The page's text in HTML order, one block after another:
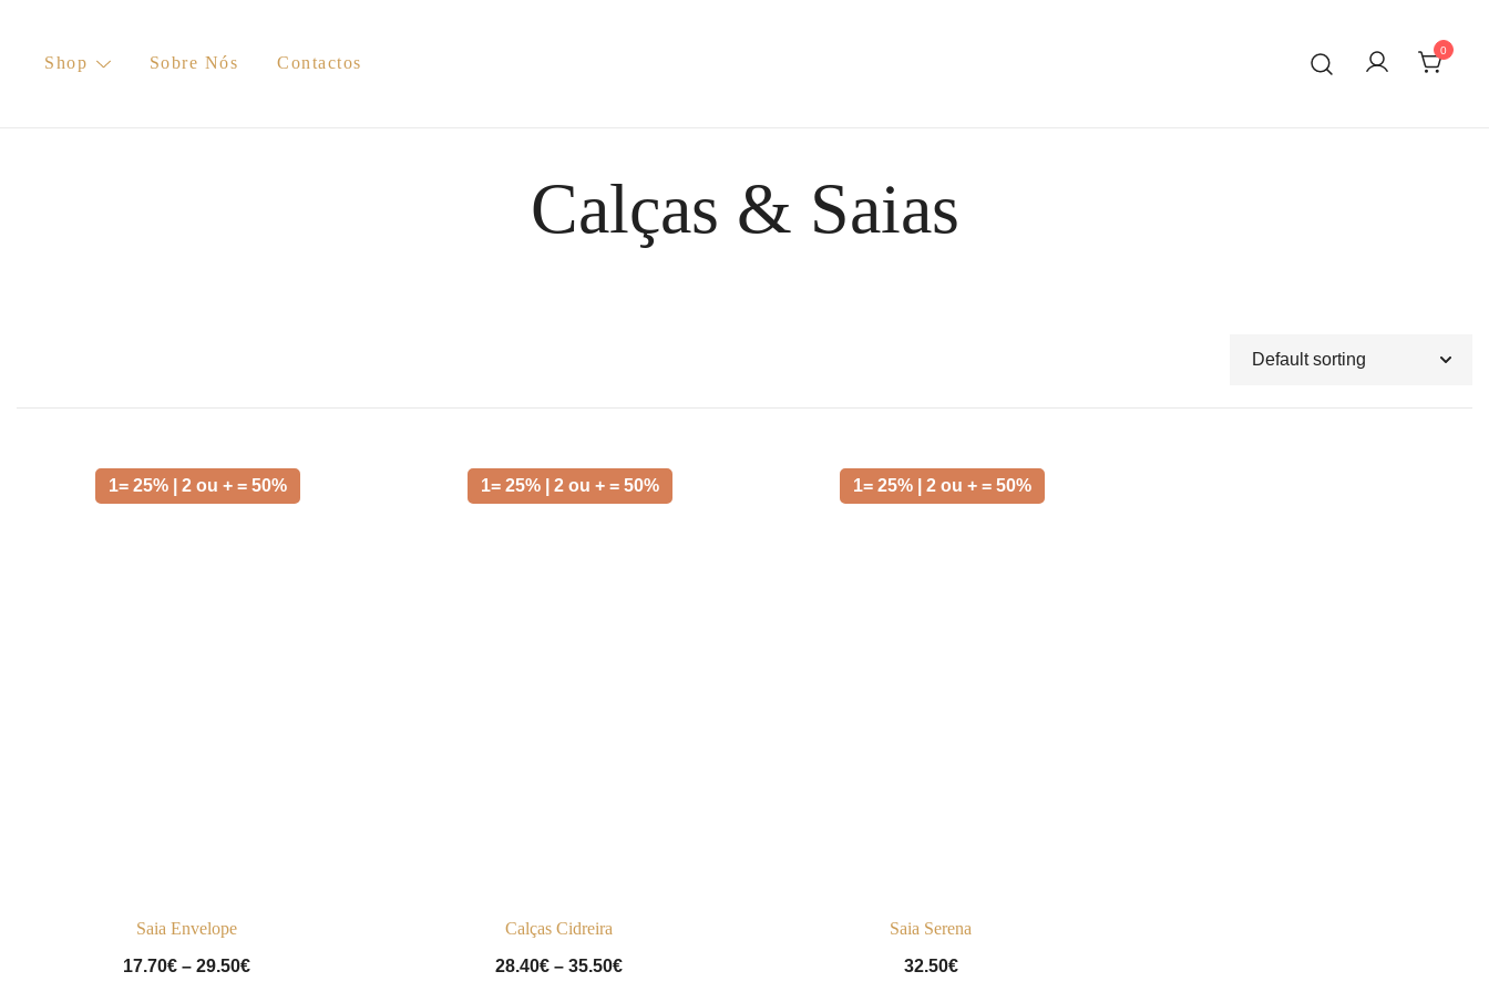
contentShop Sobre Nós Contactos
0
Calças & Saias
1= 25% | 2 ou + = 50%
Saia Envelope
17.70€ – 29.50€Price
1= 25% | 2 ou + = 50%
Calças Cidreira
28.40€ – 35.50€Price
1= 25% | 2 ou + = 50%
Saia Serena
32.50€